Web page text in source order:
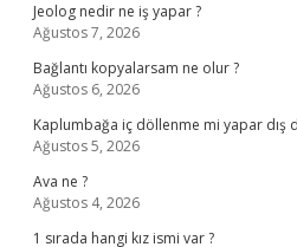
Jeolog nedir ne iş yapar ?
Ağustos 7, 2026
Bağlantı kopyalarsam ne olur ?
Ağustos 6, 2026
Kaplumbağa iç döllenme mi yapar dış
Ağustos 5, 2026
Ava ne ?
Ağustos 4, 2026
1 sırada hangi kız ismi var ?